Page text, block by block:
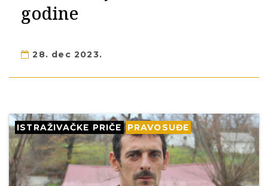
godine
28. dec 2023.
ISTRAŽIVAČKE PRIČE PRAVOSUĐE